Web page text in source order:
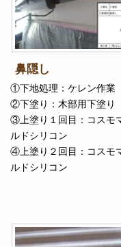
鼻隠し
①下地処理：ケレン作業
②下塗り：木部用下塗り
③上塗り１回目：コスモ
ルドシリコン
④上塗り２回目：コスモ
ルドシリコン